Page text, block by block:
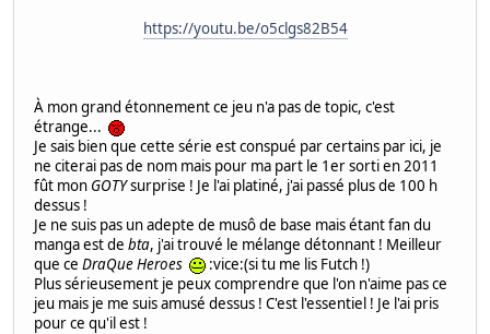
https://youtu.be/o5clgs82B54
À mon grand étonnement ce jeu n'a pas de topic, c'est
étrange...
Je sais bien que cette série est conspué par certains par ici, je
ne citerai pas de nom mais pour ma part le 1er sorti en 2011
fût mon GOTYsurprise ! Je l'ai platiné, j'ai passé plus de 100 h
dessus !
Je ne suis pas un adepte de musô de base mais étant fan du
manga est de bta, j'ai trouvé le mélange détonnant ! Meilleur
que ce DraQue Heroes
:vice:(si tu me lis Futch !)
Plus sérieusement je peux comprendre que l'on n'aime pas ce
jeu mais je me suis amusé dessus ! C'est l'essentiel ! Je l'ai pris
pour ce qu'il est !